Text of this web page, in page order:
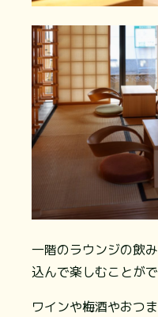
一階のラウンジの飲
込んで楽しむことがで
ワインや梅酒やおつ